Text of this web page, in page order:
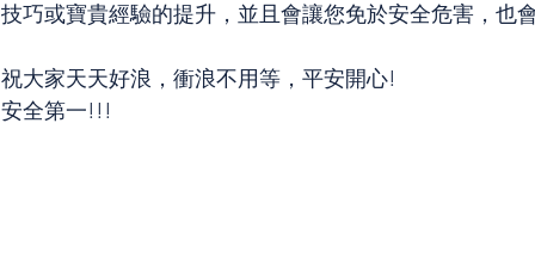
技巧或寶貴經驗的提升，並且會讓您免於安全危害，也
祝大家天天好浪，衝浪不用等，平安開心!
安全第一!!!